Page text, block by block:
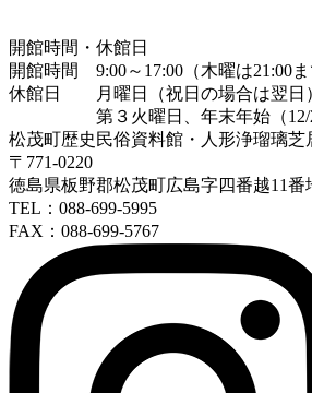
開館時間・休館日
開館時間 9:00～17:00（木曜は21:00ま
休館日 月曜日（祝日の場合は翌日
第３火曜日、年末年始（12/28
松茂町歴史民俗資料館・人形浄瑠璃芝
〒771-0220
徳島県板野郡松茂町広島字四番越11
TEL：088-699-5995
FAX：088-699-5767